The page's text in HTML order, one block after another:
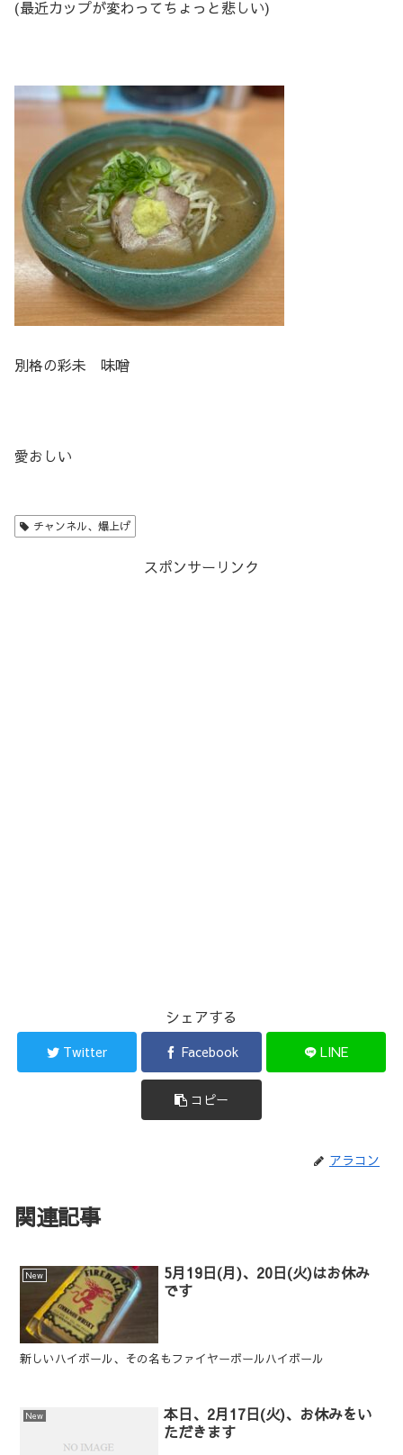
(最近カップが変わってちょっと悲しい)
別格の彩未 味噌
愛おしい
チャンネル、爆上げ
スポンサーリンク
シェアする
Twitter Facebook LINE
コピー
アラコン
関連記事
New
5月19日(月)、20日(火)はお休み
です
新しいハイボール、その名もファイヤーボールハイボール
New
本日、2月17日(火)、お休みをい
ただきます